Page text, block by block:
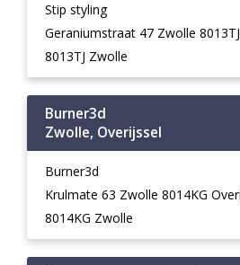
Stip styling
Geraniumstraat 47 Zwolle
8013TJ Zwolle
Burner3d
Zwolle, Overijssel
Burner3d
Krulmate 63 Zwolle 8014KG
8014KG Zwolle